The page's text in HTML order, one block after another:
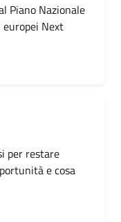
Piano Nazionale
europei Next
per restare
e cosa